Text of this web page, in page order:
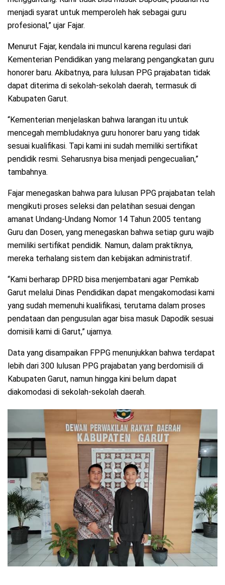
menjadi syarat untuk memperoleh hak sebagai guru
profesional,” ujar Fajar.
Menurut Fajar, kendala ini muncul karena regulasi dari
Kementerian Pendidikan yang melarang pengangkatan guru
honorer baru. Akibatnya, para lulusan PPG prajabatan tidak
dapat diterima di sekolah-sekolah daerah, termasuk di
Kabupaten Garut.
“Kementerian menjelaskan bahwa larangan itu untuk
mencegah membludaknya guru honorer baru yang tidak
sesuai kualifikasi. Tapi kami ini sudah memiliki sertifikat
pendidik resmi. Seharusnya bisa menjadi pengecualian,”
tambahnya.
Fajar menegaskan bahwa para lulusan PPG prajabatan telah
mengikuti proses seleksi dan pelatihan sesuai dengan
amanat Undang-Undang Nomor 14 Tahun 2005 tentang
Guru dan Dosen, yang menegaskan bahwa setiap guru wajib
memiliki sertifikat pendidik. Namun, dalam praktiknya,
mereka terhalang sistem dan kebijakan administratif.
“Kami berharap DPRD bisa menjembatani agar Pemkab
Garut melalui Dinas Pendidikan dapat mengakomodasi kami
yang sudah memenuhi kualifikasi, terutama dalam proses
pendataan dan pengusulan agar bisa masuk Dapodik sesuai
domisili kami di Garut,” ujarnya.
Data yang disampaikan FPPG menunjukkan bahwa terdapat
lebih dari 300 lulusan PPG prajabatan yang berdomisili di
Kabupaten Garut, namun hingga kini belum dapat
diakomodasi di sekolah-sekolah daerah.